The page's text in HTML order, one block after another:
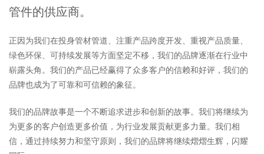
管件的供应商。
正因为我们在投身管材管道、注重产品跨度开发、重视产品质量、
绿色环保、可持续发展等方面坚定不移，我们的品牌逐渐在行业中
崭露头角。我们的产品已经赢得了众多客户的信赖和好评，我们的
品牌也成为了可靠和可信赖的象征。
我们的品牌故事是一个不断追求进步和创新的故事。我们将继续为
为更多的客户创造更多价值，为行业发展贡献更多力量。我们相
信，通过持续努力和坚守原则，我们的品牌将继续熠熠生辉，闪耀